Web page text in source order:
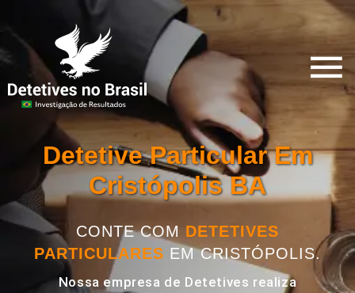
Detetive Particular Em
Cristópolis BA
CONTE COM DETETIVES
PARTICULARES EM CRISTÓPOLIS.
Nossa empresa de Detetives realiza